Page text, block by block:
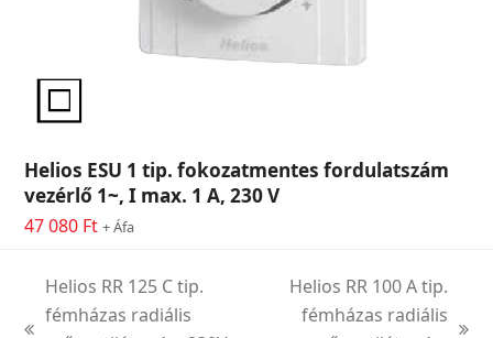
Helios ESU 1 tip. fokozatmentes fordulatszám
vezérlő 1~, I max. 1 A, 230 V
47 080 Ft + Áfa
Helios RR 125 C tip.
fémházas radiális
Helios RR 100 A tip.
fémházas radiális